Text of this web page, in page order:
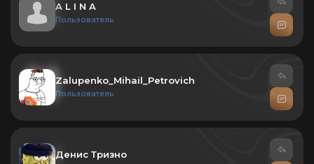
A L I N A
Пользователь
Zalupenko_Mihail_Petrovich
Пользователь
Денис Тризно